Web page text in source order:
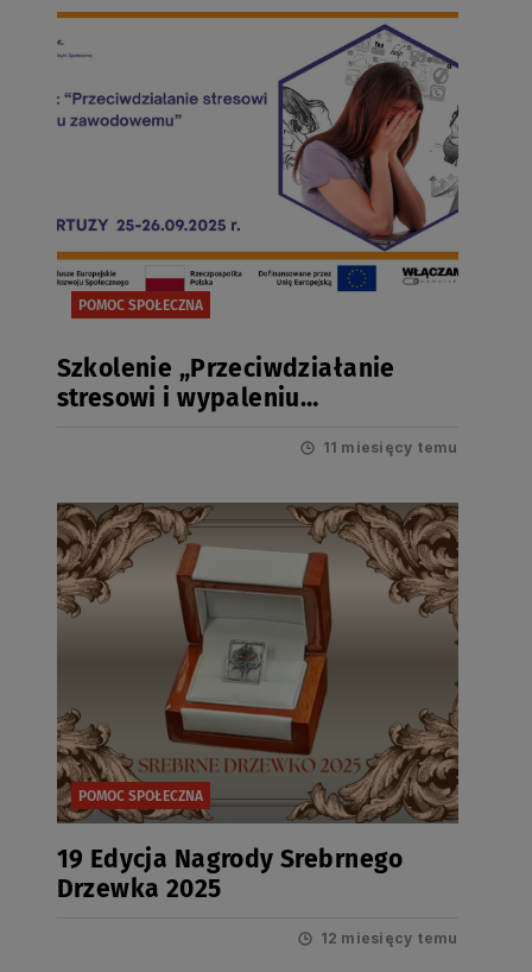
POMOC SPOŁECZNA
Szkolenie „Przeciwdziałanie
stresowi i wypaleniu
11 miesięcy temu
POMOC SPOŁECZNA
19 Edycja Nagrody Srebrnego
Drzewka 2025
12 miesięcy temu